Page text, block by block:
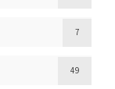
7
49